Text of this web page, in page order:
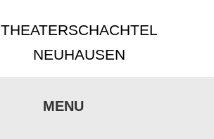
THEATERSCHACHTEL
NEUHAUSEN
MENU